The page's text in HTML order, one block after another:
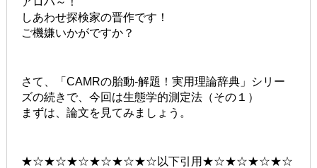
しあわせ探検家の晋作です！
ご機嫌いかがですか？
さて、「CAMRの胎動-解題！実用理論辞典」シリー
ズの続きで、今回は生態学的測定法（その１）
まずは、論文を見てみましょう。
★☆★☆★☆★☆★☆★☆以下引用★☆★☆★☆★☆